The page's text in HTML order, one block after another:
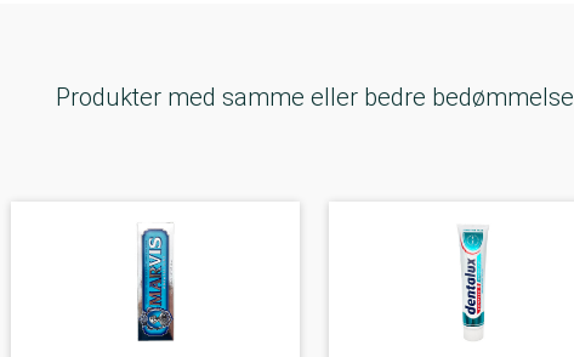
Produkter med samme eller bedre bedømmelse